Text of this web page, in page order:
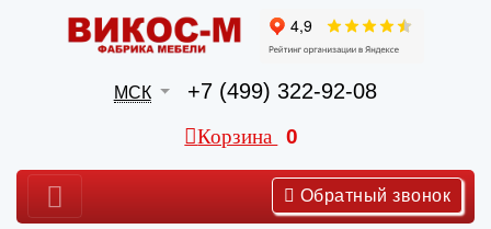
МСК +7 (499) 322-92-08
Корзина 0
Обратный звонок